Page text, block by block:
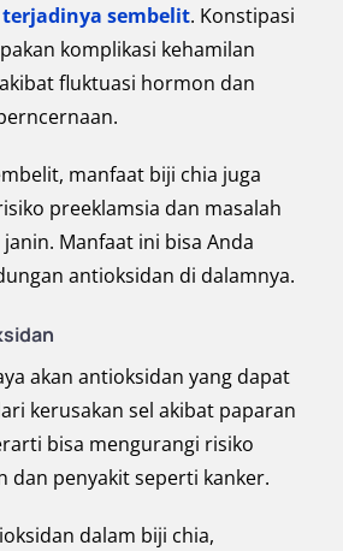
terjadinya sembelit. Konstipasi
komplikasi kehamilan
fluktuasi hormon dan
manfaat biji chia juga
preeklamsia dan masalah
Manfaat ini bisa Anda
antioksidan di dalamnya.
akan antioksidan yang dapat
kerusakan sel akibat paparan
bisa mengurangi risiko
dan penyakit seperti kanker.
dalam biji chia,